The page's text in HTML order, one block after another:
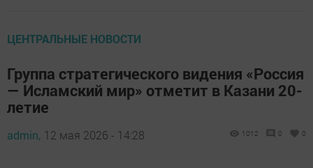
ЦЕНТРАЛЬНЫЕ НОВОСТИ
Группа стратегического видения «Россия
— Исламский мир» отметит в Казани 20-
летие
admin, 12 мая 2026 - 14:28 1012 0 0